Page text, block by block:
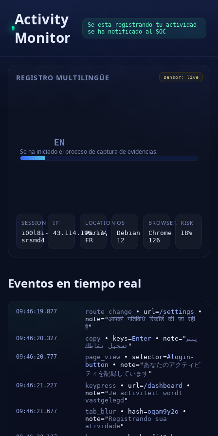
Activity
Monitor
Se esta registrando tu actividad
se ha notificado al SOC
sensor: live
REGISTRO MULTILINGÜE
EN
Se ha iniciado el proceso de captura de evidencias.
SESSION
i00l8i-
srsmd4
IP
43.114.196.174
LOCATION
Paris,
FR
OS
Debian
12
BROWSER
Chrome
126
RISK
18%
Eventos en tiempo real
09:46:19.877 route_change • url=/settings •
note="आपकी गतिविधि रिकॉर्ड की जा रही
है"
09:46:20.327 copy • keys=Enter • note=" يتم
تسجيل نشاطك "
09:46:20.777 page_view • selector=#login-
button • note=" あなたのアクティビ
ティを記録しています "
09:46:21.227 keypress • url=/dashboard
•
note="Je activiteit wordt
vastgelegd "
09:46:21.677 tab_blur • hash=oqam9y2o •
note=" Registrando sua
atividade "